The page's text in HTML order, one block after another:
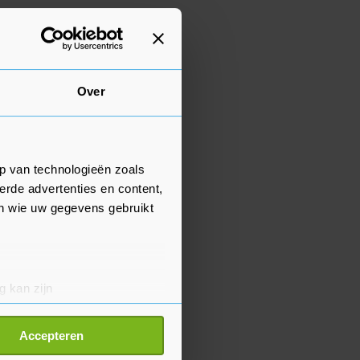
Over
van technologieën zoals
advertenties en content,
wie uw gegevens gebruikt
kan zijn
detailgedeelte
Accepteren